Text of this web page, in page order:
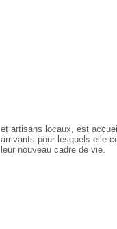
et artisans locaux, est
arrivants pour lesquels elle
leur nouveau cadre de vie.